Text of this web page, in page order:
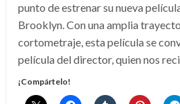
punto de estrenar su nueva
Brooklyn. Con una amplia
cortometraje, esta película se
película del director, quien nos
¡Compártelo!